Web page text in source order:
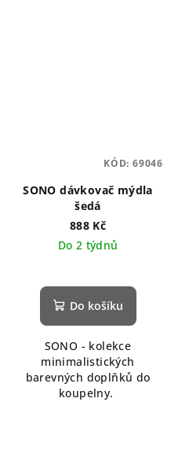
SONO dávkovač mýdla
šedá
888 Kč
Do 2 týdnů
Do košíku
SONO - kolekce
minimalistických
barevných doplňků do
koupelny.
KÓD: 69046